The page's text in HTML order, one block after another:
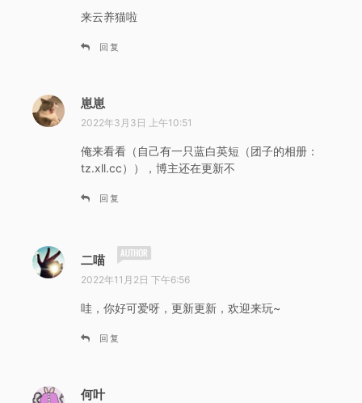
来云养猫啦
回复
崽崽
道
2022年3月3日 上午10:51
俺来看看（自己有一只蓝白英短（团子的相册：
tz.xll.cc）），博主还在更新不
回复
二喵
道
：
2022年11月2日 下午6:56
哇，你好可爱呀，更新更新，欢迎来玩~
回复
何叶说